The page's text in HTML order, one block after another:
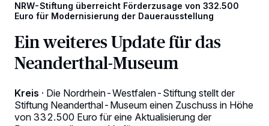
NRW-Stiftung überreicht Förderzusage von 332.500
Euro für Modernisierung der Dauerausstellung
Ein weiteres Update für das
Neanderthal-Museum
Kreis · Die Nordrhein-Westfalen-Stiftung stellt der
Stiftung Neanderthal-Museum einen Zuschuss in Höhe
von 332.500 Euro für eine Aktualisierung der
-Partner speichern und greifen auf
Kennungen auf Ihrem Gerät zu. Durch Auswahl von OK aktivieren Sie
Tracking-Technologien für die unter „Wir und unsere Partner
verarbeiten Daten, um Ihnen Dienste bereitzustellen“ aufgeführten
Zwecke. Wenn Tracker deaktiviert sind, sind manche Inhalte und
dieses Menü jederzeit wieder aufrufen, um Ihre Einstellungen zu
ändern oder Ihre Einwilligung zu widerrufen, indem Sie auf den Link
Einstellungen oder Ablehnen am unteren Rand der Webseite klicken.
Ihre Einstellungen gelten innerhalb unseres Website. Weitere